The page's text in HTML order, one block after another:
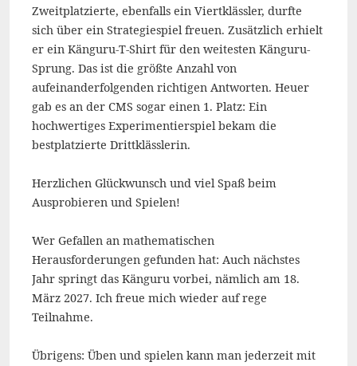
Zweitplatzierte, ebenfalls ein Viertklässler, durfte
sich über ein Strategiespiel freuen. Zusätzlich erhielt
er ein Känguru-T-Shirt für den weitesten Känguru-
Sprung. Das ist die größte Anzahl von
aufeinanderfolgenden richtigen Antworten. Heuer
gab es an der CMS sogar einen 1. Platz: Ein
hochwertiges Experimentierspiel bekam die
bestplatzierte Drittklässlerin.
Herzlichen Glückwunsch und viel Spaß beim
Ausprobieren und Spielen!
Wer Gefallen an mathematischen
Herausforderungen gefunden hat: Auch nächstes
Jahr springt das Känguru vorbei, nämlich am 18.
März 2027. Ich freue mich wieder auf rege
Teilnahme.
Übrigens: Üben und spielen kann man jederzeit mit